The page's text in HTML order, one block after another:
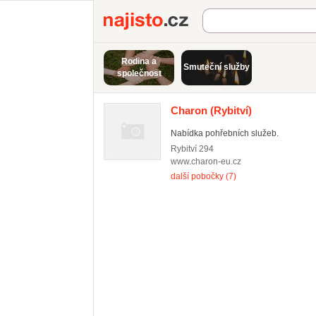
Najisto.cz
Rodina a
společnost
Smuteční služby
Charon (Rybitví)
Nabídka pohřebních služeb.
Rybitví 294
www.charon-eu.cz
další pobočky (7)